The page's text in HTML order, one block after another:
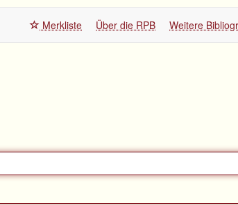
Merkliste Über die RPB Weitere